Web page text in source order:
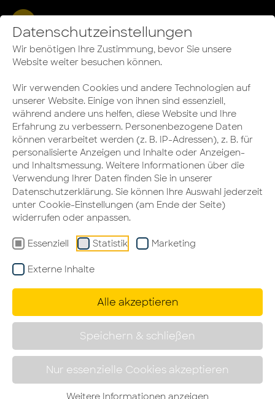
Datenschutzeinstellungen
Wir benötigen Ihre Zustimmung, bevor Sie unsere
Website weiter besuchen können.
Wir verwenden Cookies und andere Technologien auf
unserer Website. Einige von ihnen sind essenziell,
während andere uns helfen, diese Website und Ihre
Erfahrung zu verbessern. Personenbezogene Daten
können verarbeitet werden (z. B. IP-Adressen), z. B. für
personalisierte Anzeigen und Inhalte oder Anzeigen-
und Inhaltsmessung. Weitere Informationen über die
Verwendung Ihrer Daten finden Sie in unserer
Datenschutzerklärung. Sie können Ihre Auswahl jederzeit
unter Cookie-Einstellungen (am Ende der Seite)
widerrufen oder anpassen.
Essenziell Statistik Marketing
Externe Inhalte
Alle akzeptieren
Speichern & schließen
Nur essenzielle Cookies akzeptieren
Referenz:
PACE Mobility GmbH
realisiert vom HALLO
ARBEIT-Partner
Erhardt Bürowelt